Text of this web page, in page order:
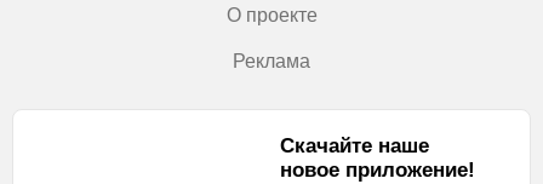
О проекте
Реклама
Скачайте наше
новое приложение!